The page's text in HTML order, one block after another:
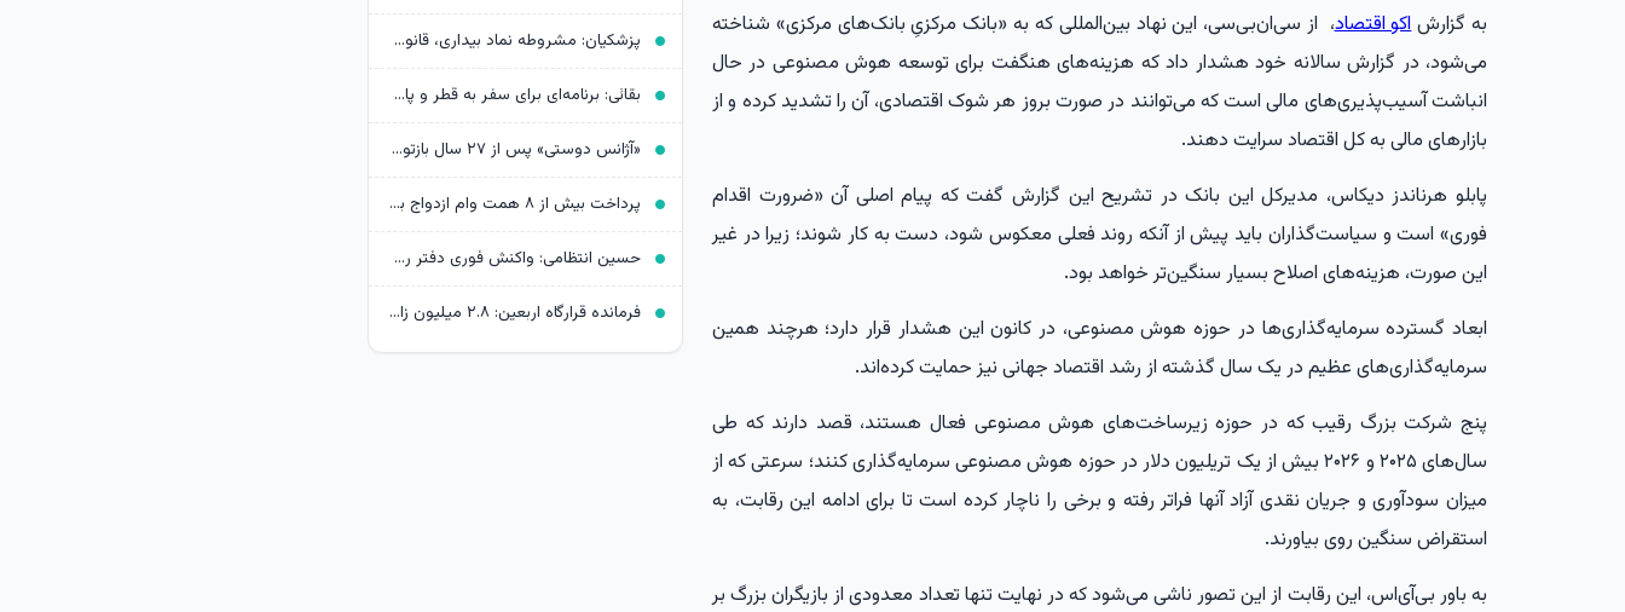
به گزارشاکو اقتصاد، از سی‌ان‌بی‌سی، این نهاد بین‌المللی که به «بانک مرکزیِ بانک‌های مرکزی» شناخته
می‌شود، در گزارش سالانه خود هشدار داد که هزینه‌های هنگفت برای توسعه هوش مصنوعی در حال
انباشت آسیب‌پذیری‌های مالی است که می‌توانند در صورت بروز هر شوک اقتصادی، آن را تشدید کرده و از
بازارهای مالی به کل اقتصاد سرایت دهند.
پابلو هرناندز دیکاس، مدیرکل این بانک در تشریح این گزارش گفت که پیام اصلی آن «ضرورت اقدام
فوری» است و سیاست‌گذاران باید پیش از آنکه روند فعلی معکوس شود، دست به کار شوند؛ زیرا در غیر
این صورت، هزینه‌های اصلاح بسیار سنگین‌تر خواهد بود.
ابعاد گسترده سرمایه‌گذاری‌ها در حوزه هوش مصنوعی، در کانون این هشدار قرار دارد؛ هرچند همین
سرمایه‌گذاری‌های عظیم در یک سال گذشته از رشد اقتصاد جهانی نیز حمایت کرده‌اند.
پنج شرکت بزرگ رقیب که در حوزه زیرساخت‌های هوش مصنوعی فعال هستند، قصد دارند که طی
سال‌های ۲۰۲۵ و ۲۰۲۶ بیش از یک تریلیون دلار در حوزه هوش مصنوعی سرمایه‌گذاری کنند؛ سرعتی که از
میزان سودآوری و جریان نقدی آزاد آنها فراتر رفته و برخی را ناچار کرده است تا برای ادامه این رقابت، به
استقراض سنگین روی بیاورند.
به باور بی‌آی‌اس، این رقابت از این تصور ناشی می‌شود که در نهایت تنها تعداد معدودی از بازیگران بزرگ بر
پزشکیان: مشروطه نماد بیداری، قانون‌گرایی و مردم‌سالاری ملت ایران است
بقائی: برنامه‌ای برای سفر به قطر و پاکستان نداریم/بیانیه مشترک ایران و عمان در مرحله تدوین
«آژانس دوستی» پس از ۲۷ سال بازتولید می‌شود
پرداخت بیش از ۸ همت وام ازدواج به زوج‌های جوان توسط بانک ملی ایران
حسین انتظامی: واکنش فوری دفتر رهبر انقلاب بساط یک عملیات را جمع کرد
فرمانده قرارگاه اربعین: ۲.۸ میلیون زائر به کشور بازگشتند